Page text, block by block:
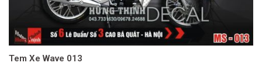
Tem Xe Wave 013